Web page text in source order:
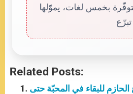
بخمس لغات، يموّلها
Related Posts:
للبقاء في المحبّة حتى